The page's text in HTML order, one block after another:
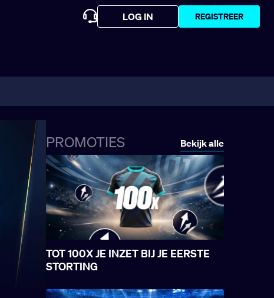
LOG IN REGISTREER
PROMOTIES Bekijk alle
TOT 100X JE INZET BIJ JE EERSTE
STORTING